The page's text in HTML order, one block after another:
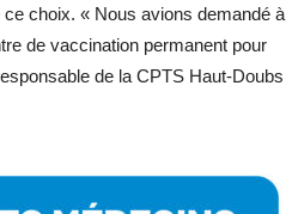
choix. « Nous avions demandé à
de vaccination permanent pour
de la CPTS Haut-Doubs